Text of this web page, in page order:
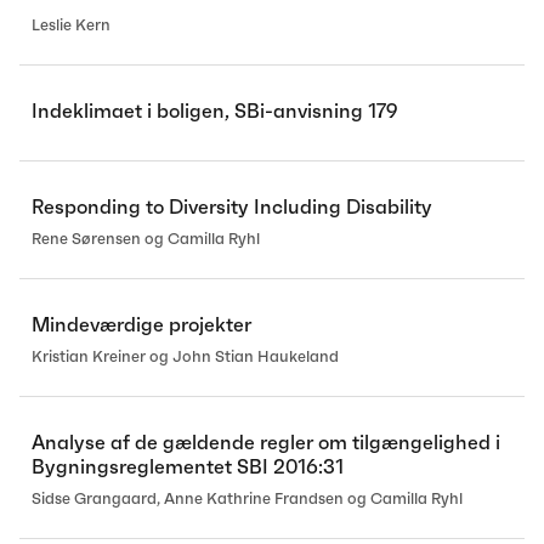
Leslie Kern
Indeklimaet i boligen, SBi-anvisning 179
Responding to Diversity Including Disability
Rene Sørensen og Camilla Ryhl
Mindeværdige projekter
Kristian Kreiner og John Stian Haukeland
Analyse af de gældende regler om tilgængelighed i
Bygningsreglementet SBI 2016:31
Sidse Grangaard, Anne Kathrine Frandsen og Camilla Ryhl